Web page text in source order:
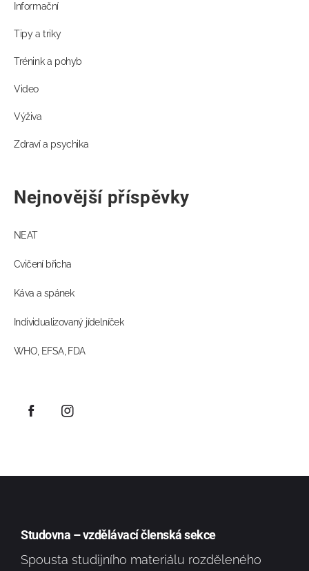
Informační
Tipy a triky
Trénink a pohyb
Video
Výživa
Zdraví a psychika
Nejnovější příspěvky
NEAT
Cvičení břicha
Káva a spánek
Individualizovaný jídelníček
WHO, EFSA, FDA
Studovna – vzdělávací členská sekce
Spousta studijního materiálu rozděleného